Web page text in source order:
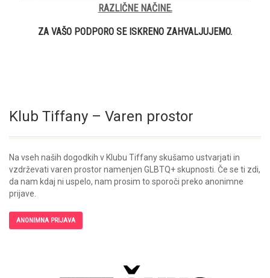
RAZLIČNE NAČINE.
ZA VAŠO PODPORO SE ISKRENO ZAHVALJUJEMO.
Klub Tiffany – Varen prostor
Na vseh naših dogodkih v Klubu Tiffany skušamo ustvarjati in
vzdrževati varen prostor namenjen GLBTQ+ skupnosti. Če se ti zdi,
da nam kdaj ni uspelo, nam prosim to sporoči preko anonimne
prijave.
ANONIMNA PRIJAVA